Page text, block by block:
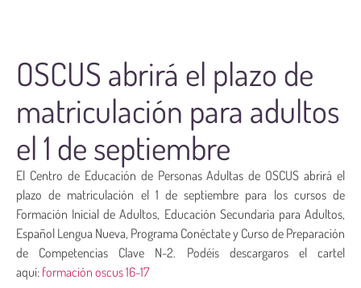
OSCUS abrirá el plazo de
matriculación para adultos
el 1 de septiembre
El Centro de Educación de Personas Adultas de OSCUS abrirá el
plazo de matriculación el 1 de septiembre para los cursos de
Formación Inicial de Adultos, Educación Secundaria para Adultos,
Español Lengua Nueva, Programa Conéctate y Curso de Preparación
de Competencias Clave N-2. Podéis descargaros el cartel
aquí: formación oscus 16-17